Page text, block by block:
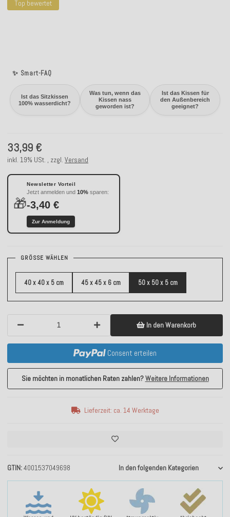
Top bewertet
✨ Smart-FAQ
Ist das Sitzkissen
100% wasserdicht?
Was tun, wenn das
Kissen nass
geworden ist?
Ist das Kissen für
den Außenbereich
geeignet?
GTIN 4001537049698 In den folgenden Kategorien
33,99 €
inkl. 19% USt. , zzgl. Versand
🎁
Newsletter Vorteil
Jetzt anmelden und 10% sparen:
-3,40 €
Zur Anmeldung
GRÖSSE WÄHLEN
40 x 40 x 5 cm 45 x 45 x 6 cm 50 x 50 x 5 cm
In den Warenkorb
Consent erteilen
Sie möchten in monatlichen Raten zahlen?Weitere Informationen
Lieferzeit: ca. 14 Werktage